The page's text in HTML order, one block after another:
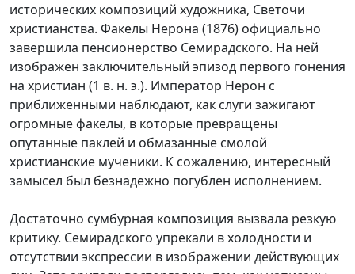
исторических композиций художника, Светочи
христианства. Факелы Нерона (1876) официально
завершила пенсионерство Семирадского. На ней
изображен заключительный эпизод первого гонения
на христиан (1 в. н. э.). Император Нерон с
приближенными наблюдают, как слуги зажигают
огромные факелы, в которые превращены
опутанные паклей и обмазанные смолой
христианские мученики. К сожалению, интересный
замысел был безнадежно погублен исполнением.
Достаточно сумбурная композиция вызвала резкую
критику. Семирадского упрекали в холодности и
отсутствии экспрессии в изображении действующих